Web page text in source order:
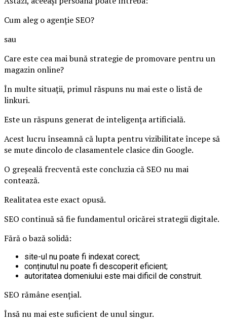
Cum aleg o agenție SEO?
sau
Care este cea mai bună strategie de promovare pentru un
magazin online?
În multe situații, primul răspuns nu mai este o listă de
linkuri.
Este un răspuns generat de inteligența artificială.
Acest lucru înseamnă că lupta pentru vizibilitate începe să
se mute dincolo de clasamentele clasice din Google.
O greșeală frecventă este concluzia că SEO nu mai
contează.
Realitatea este exact opusă.
SEO continuă să fie fundamentul oricărei strategii digitale.
Fără o bază solidă:
site-ul nu poate fi indexat corect;
conținutul nu poate fi descoperit eficient;
autoritatea domeniului este mai dificil de construit.
SEO rămâne esențial.
Însă nu mai este suficient de unul singur.